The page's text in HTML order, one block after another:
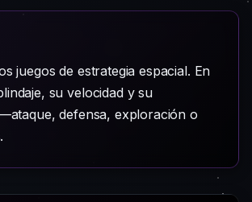
juegos de estrategia espacial. En
su velocidad y su
defensa, exploración o